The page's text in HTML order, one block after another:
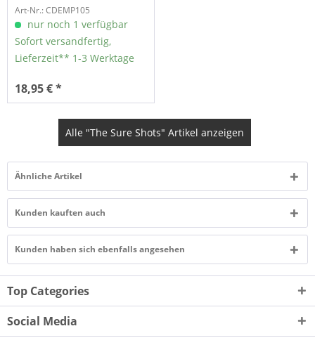
Art-Nr.: CDEMP105
nur noch 1 verfügbar
Sofort versandfertig,
Lieferzeit** 1-3 Werktage
18,95 € *
Alle "The Sure Shots" Artikel anzeigen
Ähnliche Artikel
Kunden kauften auch
Kunden haben sich ebenfalls angesehen
Top Categories
Social Media